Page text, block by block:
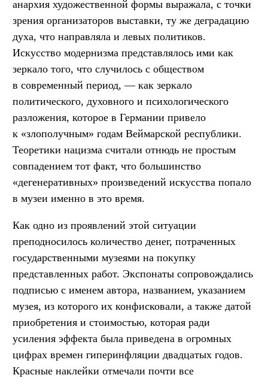
анархия художественной формы выражала, с точки
зрения организаторов выставки, ту же деградацию
духа, что направляла и левых политиков.
Искусство модернизма представлялось ими как
зеркало того, что случилось с обществом
в современный период, — как зеркало
политического, духовного и психологического
разложения, которое в Германии привело
к «злополучным» годам Веймарской республики.
Теоретики нацизма считали отнюдь не простым
совпадением тот факт, что большинство
«дегенеративных» произведений искусства попало
в музеи именно в это время.
Как одно из проявлений этой ситуации
преподносилось количество денег, потраченных
государственными музеями на покупку
представленных работ. Экспонаты сопровождались
подписью с именем автора, названием, указанием
музея, из которого их конфисковали, а также датой
приобретения и стоимостью, которая ради
усиления эффекта была приведена в огромных
цифрах времен гиперинфляции двадцатых годов.
Красные наклейки отмечали почти все